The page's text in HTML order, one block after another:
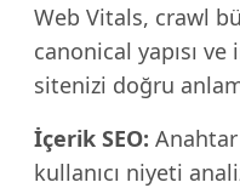
Web Vitals, crawl
canonical yapısı
sitenizi doğru
İçerik SEO: Anahtar
kullanıcı niyeti